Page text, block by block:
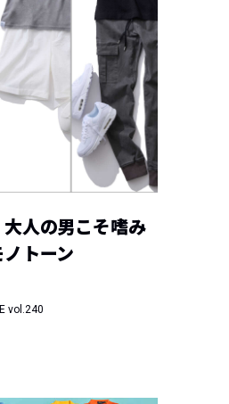
人の男こそ嗜み
トーン
vol.240